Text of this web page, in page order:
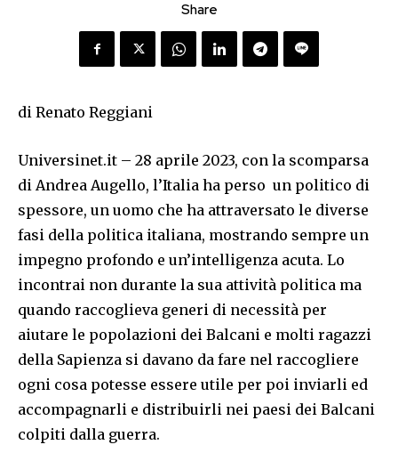
Share
di Renato Reggiani
Universinet.it – 28 aprile 2023, con la scomparsa
di Andrea Augello, l’Italia ha perso un politico di
spessore, un uomo che ha attraversato le diverse
fasi della politica italiana, mostrando sempre un
impegno profondo e un’intelligenza acuta. Lo
incontrai non durante la sua attività politica ma
quando raccoglieva generi di necessità per
aiutare le popolazioni dei Balcani e molti ragazzi
della Sapienza si davano da fare nel raccogliere
ogni cosa potesse essere utile per poi inviarli ed
accompagnarli e distribuirli nei paesi dei Balcani
colpiti dalla guerra.